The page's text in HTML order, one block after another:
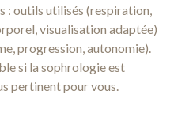
: outils utilisés (respiration,
visualisation adaptée)
progression, autonomie).
si la sophrologie est
pertinent pour vous.